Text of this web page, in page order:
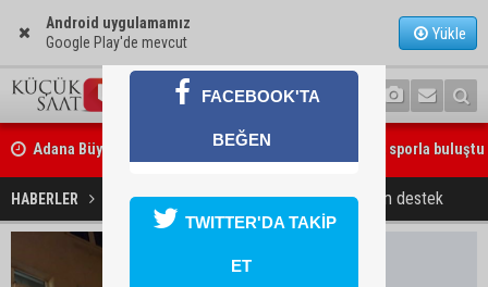
Android uygulamamız
Google Play'de mevcut
Yükle
Adana Büyükşehir Yaz Spor Okulları’nda 30 bin çocuk sporla buluştu
Beşiktaş dosyasında iki tahliye: Özcan Zenger ve Utku Caner
bırakıldı
HABERLER YAŞAM Adana’da sağlık çalışanlarına tam destek
FACEBOOK'TA
BEĞEN
TWITTER'DA TAKİP
ET